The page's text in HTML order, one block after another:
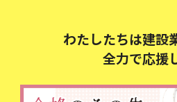
わたしたちは建設
全力で応援